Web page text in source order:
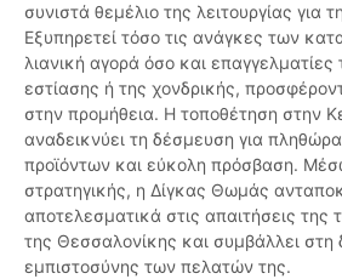
συνιστά θεμέλιο της λειτουργίας για
Εξυπηρετεί τόσο τις ανάγκες των
λιανική αγορά όσο και
εστίασης ή της χονδρικής,
στην προμήθεια. Η τοποθέτηση στην
αναδεικνύει τη δέσμευση για
προϊόντων και εύκολη πρόσβαση.
στρατηγικής, η Δίγκας Θωμάς
αποτελεσματικά στις απαιτήσεις της
της Θεσσαλονίκης και συμβάλλει στη
εμπιστοσύνης των πελατών της.